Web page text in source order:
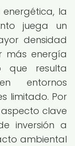
la
juega un
densidad
más energía
que resulta
entornos
limitado. Por
clave
inversión a
ambiental